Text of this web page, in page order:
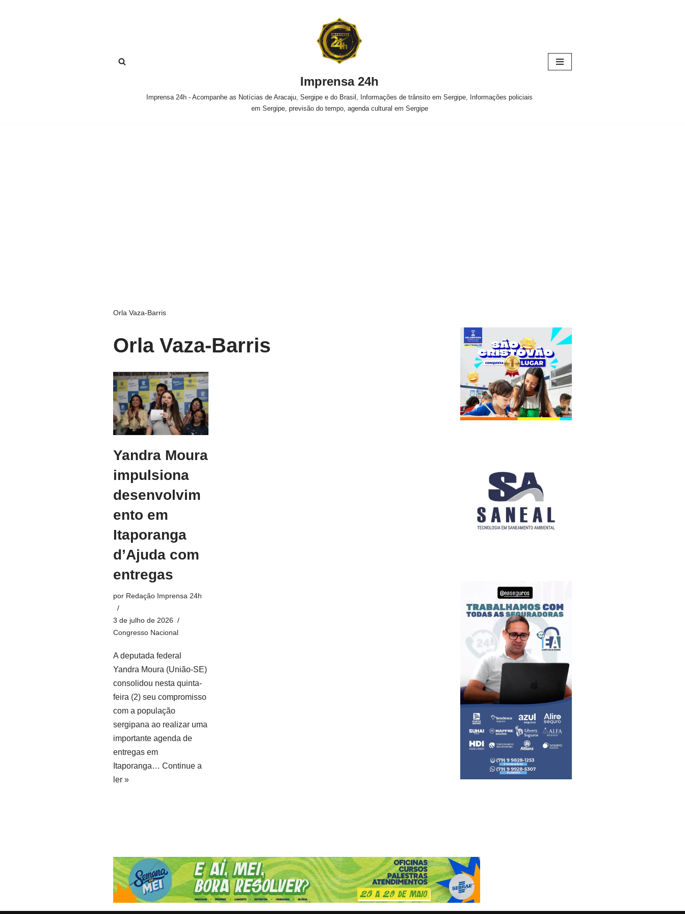
Imprensa 24h
Imprensa 24h - Acompanhe as Notícias de Aracaju, Sergipe e do Brasil, Informações de trânsito em Sergipe, Informações policiais
em Sergipe, previsão do tempo, agenda cultural em Sergipe
Orla Vaza-Barris
Orla Vaza-Barris
Yandra Moura
impulsiona
desenvolvim
ento em
Itaporanga
d’Ajuda com
entregas
por Redação Imprensa 24h
3 de julho de 2026
Congresso Nacional
A deputada federal
Yandra Moura (União-SE)
consolidou nesta quinta-
feira (2) seu compromisso
com a população
sergipana ao realizar uma
importante agenda de
entregas em
Itaporanga… Continue a
ler »